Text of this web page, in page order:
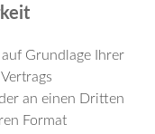
Grundlage Ihrer
an einen Dritten
Format